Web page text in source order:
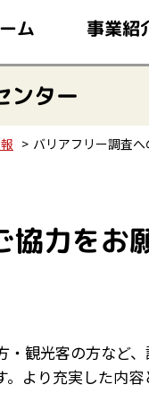
ム 事業紹
ンター
バリアフリー調査
力をお
観光客の方など
より充実した内